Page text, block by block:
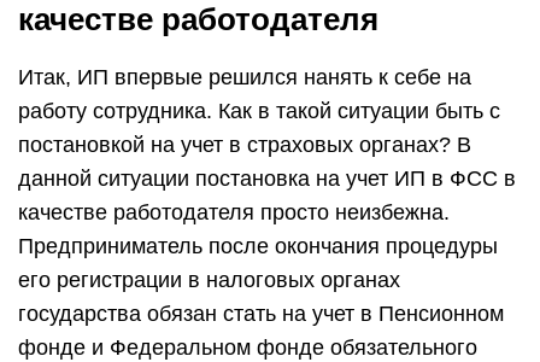
качестве работодателя
Итак, ИП впервые решился нанять к себе на
работу сотрудника. Как в такой ситуации быть с
постановкой на учет в страховых органах? В
данной ситуации постановка на учет ИП в ФСС в
качестве работодателя просто неизбежна.
Предприниматель после окончания процедуры
его регистрации в налоговых органах
государства обязан стать на учет в Пенсионном
фонде и Федеральном фонде обязательного